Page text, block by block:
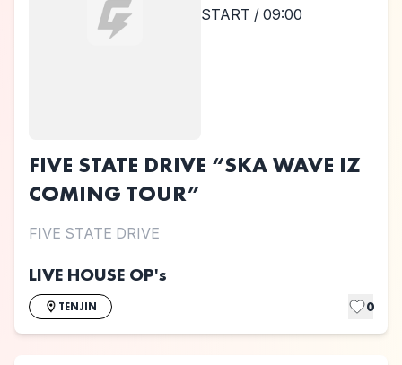
START / 09:00
FIVE STATE DRIVE “SKA WAVE IZ
COMING TOUR”
FIVE STATE DRIVE
LIVE HOUSE OP's
TENJIN 0